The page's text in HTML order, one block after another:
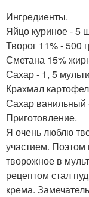
Ингредиенты.
Яйцо куриное - 5
Творог 11% - 500
Сметана 15%
Сахар - 1, 5
Крахмал
Сахар ванильный
Приготовление.
Я очень люблю
участием. Поэтом
творожное в
рецептом стал
крема.